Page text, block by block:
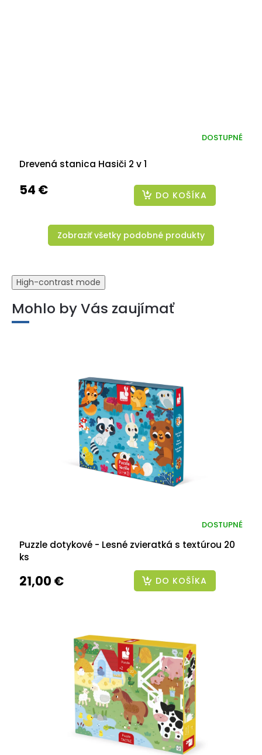
Drevená stanica Hasiči 2 v 1
DOSTUPNÉ
54 € DO KOŠÍKA
Zobraziť všetky podobné produkty
High-contrast mode
Mohlo by Vás zaujímať
Puzzle dotykové - Lesné zvieratká s textúrou 20
ks
DOSTUPNÉ
21,00 € DO KOŠÍKA